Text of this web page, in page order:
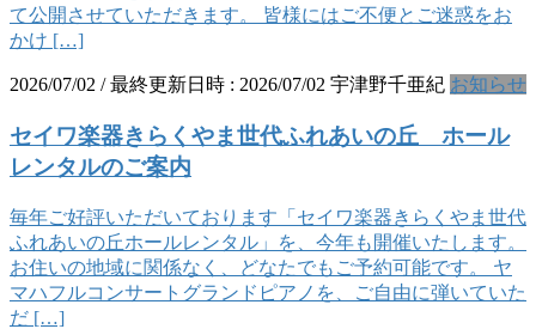
て公開させていただきます。 皆様にはご不便とご迷惑をお
かけ […]
2026/07/02 / 最終更新日時 : 2026/07/02 宇津野千亜紀 お知らせ
セイワ楽器きらくやま世代ふれあいの丘 ホール
レンタルのご案内
毎年ご好評いただいております「セイワ楽器きらくやま世代
ふれあいの丘ホールレンタル」を、今年も開催いたします。
お住いの地域に関係なく、どなたでもご予約可能です。 ヤ
マハフルコンサートグランドピアノを、ご自由に弾いていた
だ […]